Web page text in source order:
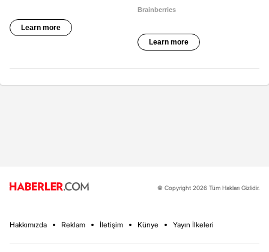
© Copyright 2026 Tüm Hakları Gizlidir.
Hakkımızda Reklam İletişim Künye Yayın İlkeleri